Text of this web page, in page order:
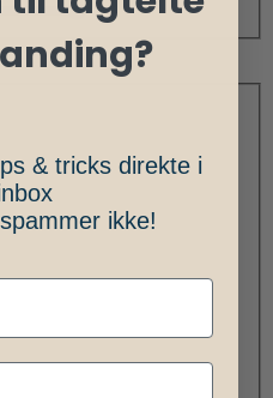
& tricks direkte i
ikke!